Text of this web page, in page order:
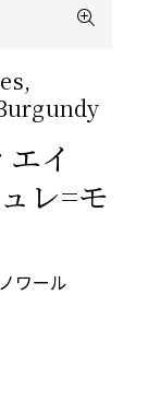
イ
レ=モ
ワール